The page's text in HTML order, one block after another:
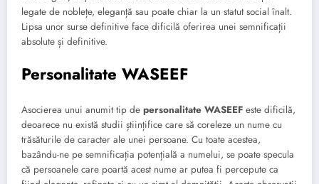
legate de noblețe, eleganță sau poate chiar la un statut social înalt.
Lipsa unor surse definitive face dificilă oferirea unei semnificații
absolute și definitive.
Personalitate WASEEF
Asocierea unui anumit tip de personalitate WASEEF este dificilă,
deoarece nu există studii științifice care să coreleze un nume cu
trăsăturile de caracter ale unei persoane. Cu toate acestea,
bazându-ne pe semnificația potențială a numelui, se poate specula
că persoanele care poartă acest nume ar putea fi percepute ca